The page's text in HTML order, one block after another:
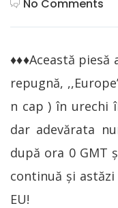
No Comments
♦♦♦Această
repugnă,
n cap ) în urechi
dar adevărata
după ora 0 GMT
continuă şi astăzi
EU!